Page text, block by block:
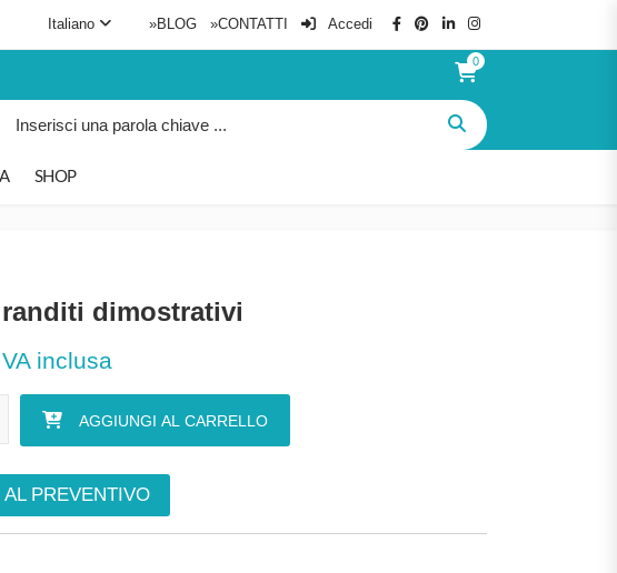
Italiano »BLOG »CONTATTI Accedi
0
SHOP
dimostrativi
inclusa
AGGIUNGI AL CARRELLO
PREVENTIVO